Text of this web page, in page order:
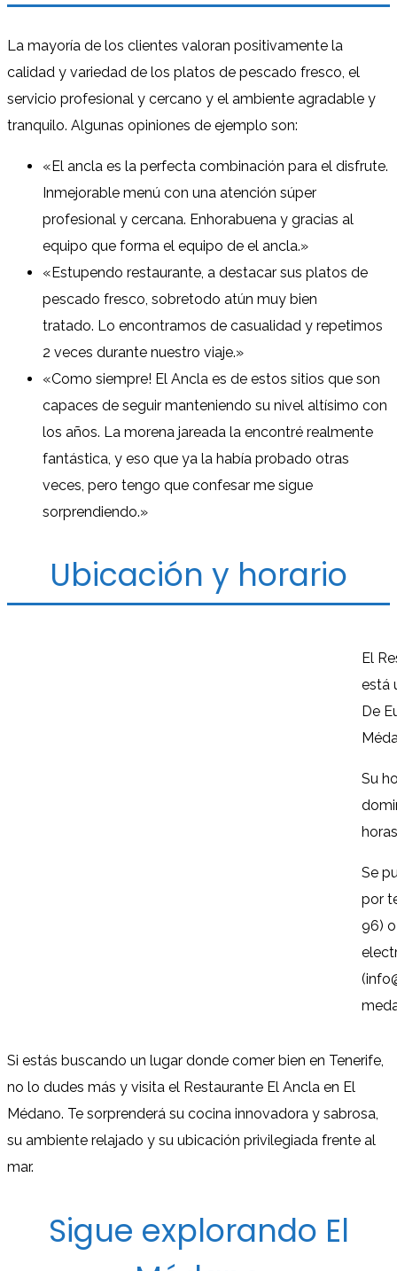
La mayoría de los clientes valoran positivamente la
calidad y variedad de los platos de pescado fresco, el
servicio profesional y cercano y el ambiente agradable y
tranquilo. Algunas opiniones de ejemplo son:
«El ancla es la perfecta combinación para el disfrute.
Inmejorable menú con una atención súper
profesional y cercana. Enhorabuena y gracias al
equipo que forma el equipo de el ancla.»
«Estupendo restaurante, a destacar sus platos de
pescado fresco, sobretodo atún muy bien
tratado. Lo encontramos de casualidad y repetimos
2 veces durante nuestro viaje.»
«Como siempre! El Ancla es de estos sitios que son
capaces de seguir manteniendo su nivel altísimo con
los años. La morena jareada la encontré realmente
fantástica, y eso que ya la había probado otras
veces, pero tengo que confesar me sigue
sorprendiendo.»
Ubicación y horario
El
está
De
Su
Se
por
96)
Si estás buscando un lugar donde comer bien en Tenerife,
no lo dudes más y visita el Restaurante El Ancla en El
Médano. Te sorprenderá su cocina innovadora y sabrosa,
su ambiente relajado y su ubicación privilegiada frente al
mar.
Sigue explorando El